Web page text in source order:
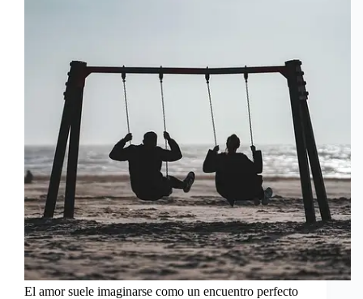
El amor suele imaginarse como un encuentro perfecto